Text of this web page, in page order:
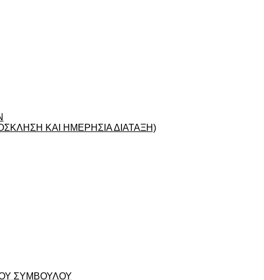
ΚΑΙ ΗΜΕΡΗΣΙΑ ΔΙΑΤΑΞΗ)
ΣΥΜΒΟΥΛΟΥ